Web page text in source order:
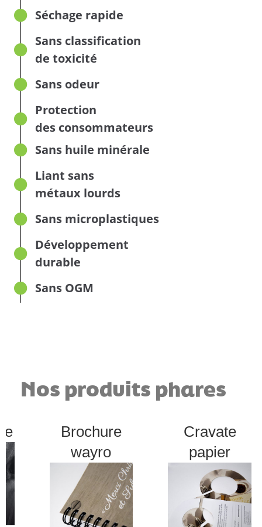
Séchage rapide
Sans classification
de toxicité
Sans odeur
Protection
des consommateurs
Sans huile minérale
Liant sans
métaux lourds
Sans microplastiques
Développement
durable
Sans OGM
Nos produits phares
Brochure
wayro
Cravate
papier